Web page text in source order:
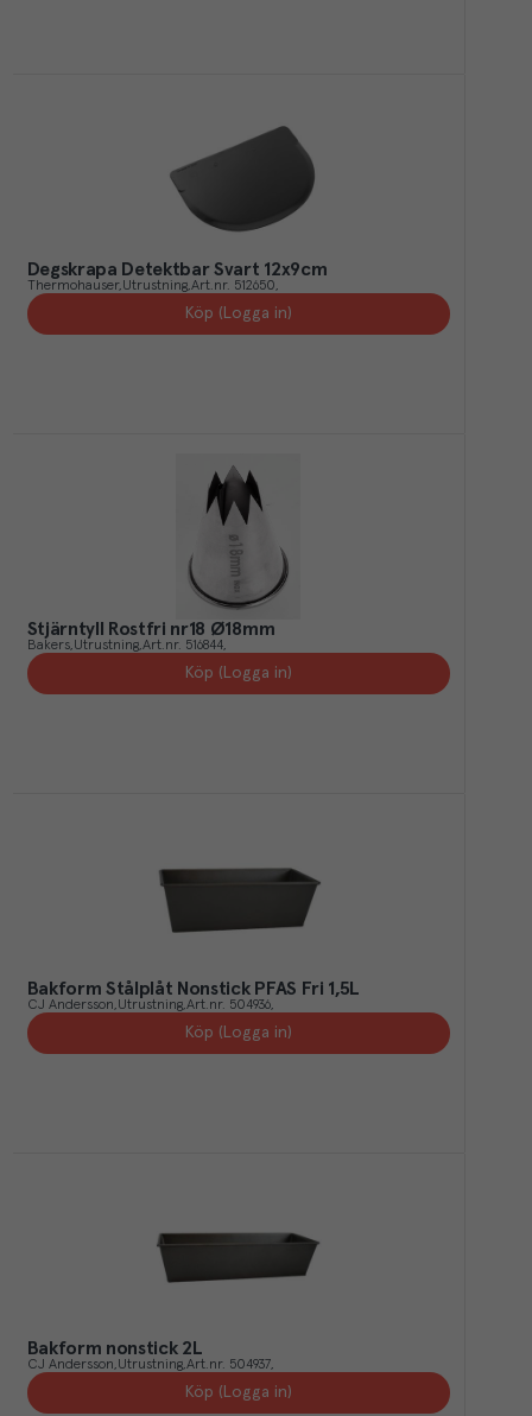
Degskrapa Detektbar Svart 12x9cm
Thermohauser Utrustning Art.nr. 512650
Köp (Logga in)
Stjärntyll Rostfri nr18 Ø18mm
Bakers Utrustning Art.nr. 516844
Köp (Logga in)
Bakform Stålplåt Nonstick PFAS Fri 1,5L
CJ Andersson Utrustning Art.nr. 504936
Köp (Logga in)
Bakform nonstick 2L
CJ Andersson Utrustning Art.nr. 504937
Köp (Logga in)